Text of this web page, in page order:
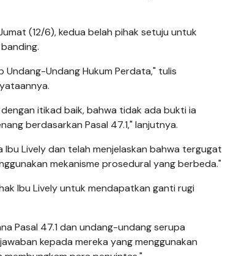
(12/6), kedua belah pihak setuju untuk
Undang-Undang Hukum Perdata," tulis
itikad baik, bahwa tidak ada bukti ia
berdasarkan Pasal 47.1," lanjutnya.
Lively dan telah menjelaskan bahwa tergugat
mekanisme prosedural yang berbeda."
Ibu Lively untuk mendapatkan ganti rugi
Pasal 47.1 dan undang-undang serupa
kepada mereka yang menggunakan